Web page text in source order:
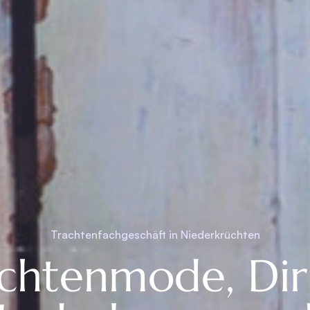
Trachtenfachgeschäft in Niederkrüchten